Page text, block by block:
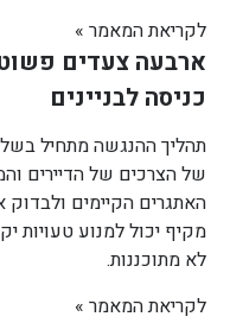
לקריאת המאמר »
ארבעה צעדים
כניסה לבניינים
תהליך ההנגשה מתחיל
של הצרכים של הדיירים
האתגרים הקיימים ולבדוק
מקיף יכול למנוע טעויות
לא מתוכננות.
לקריאת המאמר »